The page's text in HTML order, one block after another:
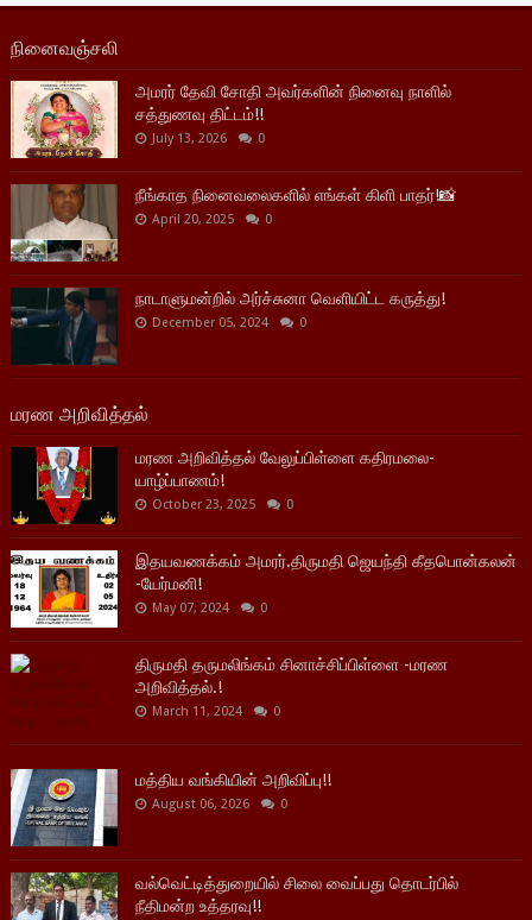
நினைவஞ்சலி
அமரர் தேவி சோதி அவர்களின் நினைவு நாளில்
சத்துணவு திட்டம்!!
July 13, 2026 0
நீங்காத நினைவலைகளில் எங்கள் கிளி பாதர்!📸
April 20, 2025 0
நாடாளுமன்றில் அர்ச்சுனா வெளியிட்ட கருத்து!
December 05, 2024 0
மரண அறிவித்தல்
மரண அறிவித்தல் வேலுப்பிள்ளை கதிரமலை-
யாழ்ப்பாணம்!
October 23, 2025 0
இதயவணக்கம் அமரர்.திருமதி ஜெயந்தி கீதபொன்கலன்
-யேர்மனி!
May 07, 2024 0
திருமதி தருமலிங்கம் சினாச்சிப்பிள்ளை -மரண
அறிவித்தல்.!
March 11, 2024 0
மத்திய வங்கியின் அறிவிப்பு!!
August 06, 2026 0
வல்வெட்டித்துறையில் சிலை வைப்பது தொடர்பில்
நீதிமன்ற உத்தரவு!!